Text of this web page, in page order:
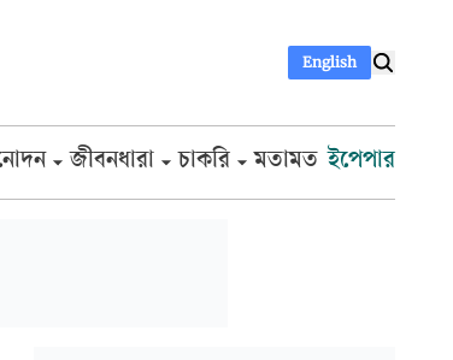
English
জীবনধারা চাকরি মতামত ইপেপার